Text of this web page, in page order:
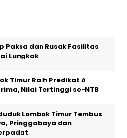
Paksa dan Rusak Fasilitas
Lungkak
Timur Raih Predikat A
Nilai Tertinggi se-NTB
Lombok Timur Tembus
Pringgabaya dan